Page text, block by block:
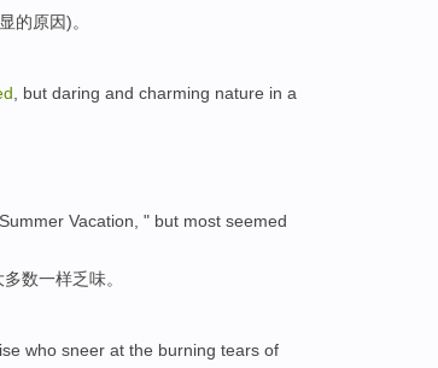
的原因)。
but daring and charming nature in a
Vacation, " but most seemed
多数一样乏味。
who sneer at the burning tears of